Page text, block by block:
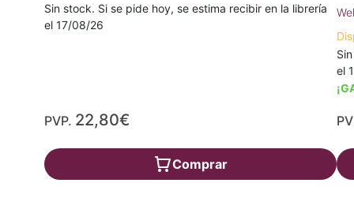
Sin stock. Si se pide hoy, se estima recibir en la librería
el 17/08/26
PVP. 22,80€
Comprar
el